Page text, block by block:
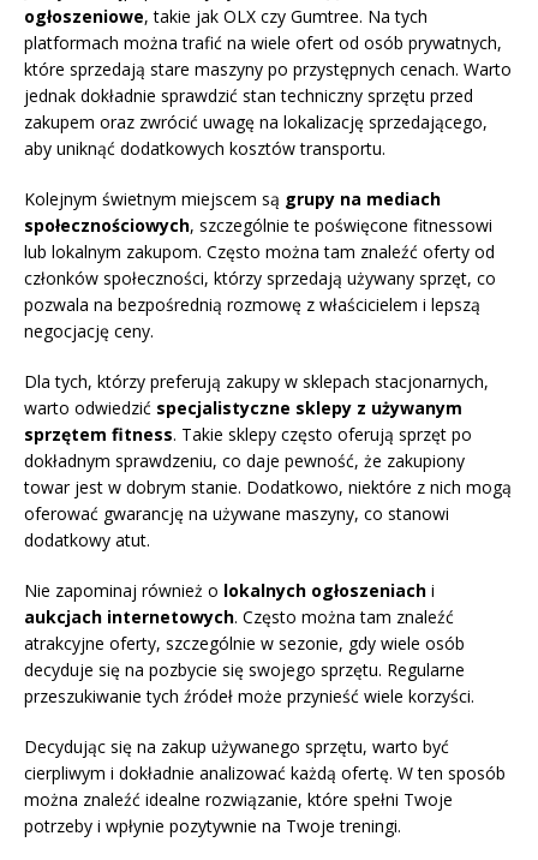
ogłoszeniowe, takie jak OLX czy Gumtree. Na tych
platformach można trafić na wiele ofert od osób prywatnych,
które sprzedają stare maszyny po przystępnych cenach. Warto
jednak dokładnie sprawdzić stan techniczny sprzętu przed
zakupem oraz zwrócić uwagę na lokalizację sprzedającego,
aby uniknąć dodatkowych kosztów transportu.
Kolejnym świetnym miejscem są grupy na mediach
społecznościowych, szczególnie te poświęcone fitnessowi
lub lokalnym zakupom. Często można tam znaleźć oferty od
członków społeczności, którzy sprzedają używany sprzęt, co
pozwala na bezpośrednią rozmowę z właścicielem i lepszą
negocjację ceny.
Dla tych, którzy preferują zakupy w sklepach stacjonarnych,
warto odwiedzić specjalistyczne sklepy z używanym
sprzętem fitness. Takie sklepy często oferują sprzęt po
dokładnym sprawdzeniu, co daje pewność, że zakupiony
towar jest w dobrym stanie. Dodatkowo, niektóre z nich mogą
oferować gwarancję na używane maszyny, co stanowi
dodatkowy atut.
Nie zapominaj również o lokalnych ogłoszeniach i
aukcjach internetowych. Często można tam znaleźć
atrakcyjne oferty, szczególnie w sezonie, gdy wiele osób
decyduje się na pozbycie się swojego sprzętu. Regularne
przeszukiwanie tych źródeł może przynieść wiele korzyści.
Decydując się na zakup używanego sprzętu, warto być
cierpliwym i dokładnie analizować każdą ofertę. W ten sposób
można znaleźć idealne rozwiązanie, które spełni Twoje
potrzeby i wpłynie pozytywnie na Twoje treningi.